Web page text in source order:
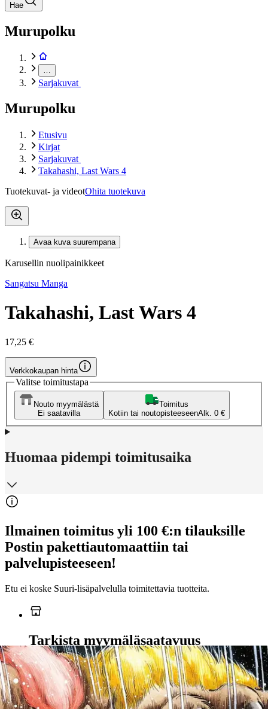
Hae
Murupolku
Sarjakuvat
Murupolku
Etusivu
Kirjat
Sarjakuvat
Takahashi, Last Wars 4
Tuotekuvat- ja videotOhita tuotekuva
Avaa kuva suurempana
Karusellin nuolipainikkeet
Sangatsu Manga
Takahashi, Last Wars 4
17,25 €
Verkkokaupan hinta
Valitse toimitustapa
Nouto myymälästä
Ei saatavilla
Toimitus
Kotiin tai noutopisteeseenAlk. 0 €
Huomaa pidempi toimitusaika
Ilmainen toimitus yli 100 €:n tilauksille
Postin pakettiautomaattiin tai
palvelupisteeseen!
Etu ei koske Suuri‑lisäpalvelulla toimitettavia tuotteita.
Tarkista myymäläsaatavuus
Ei saatavilla